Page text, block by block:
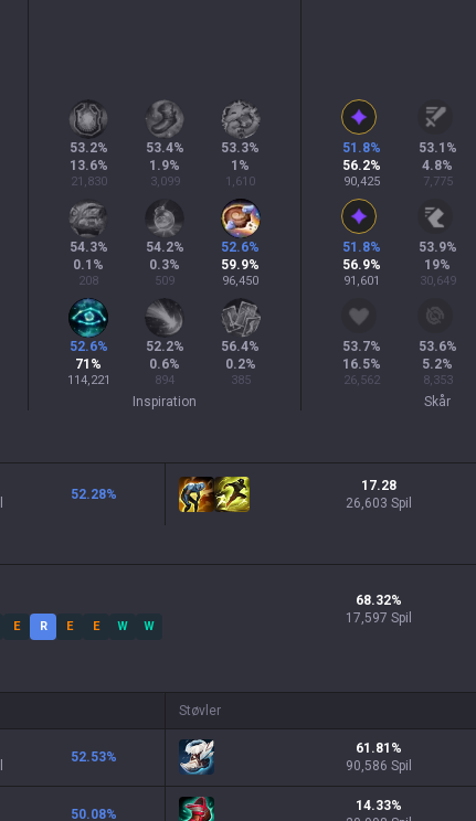
53.2%
13.6%
21,830
53.4%
1.9%
3,099
53.3%
1 %
1,610
54.3%
0.1 %
208
54.2%
0.3%
509
52.6%
59.9%
96,450
52.6%
71 %
114,221
52.2%
0.6%
894
56.4%
0.2%
385
Inspiration
51.8%
56.2%
90,425
53.1 %
4.8%
7,775
51.8%
56.9%
91,601
53.9%
19%
30,649
53.7%
16.5%
26,562
53.6%
5.2%
8,353
Skår
52.28%
17.28
26,603 Spil
E R E E W W
68.32%
17,597 Spil
52.53%
50.08%
Støvler
61.81 %
90,586 Spil
14.33%